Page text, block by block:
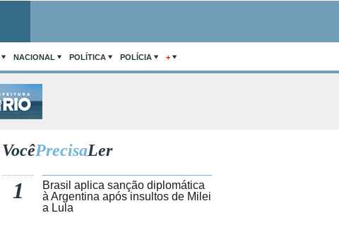
NACIONAL POLÍTICA POLÍCIA +
VocêPrecisaLer
1
Brasil aplica sanção diplomática
à Argentina após insultos de Milei
a Lula